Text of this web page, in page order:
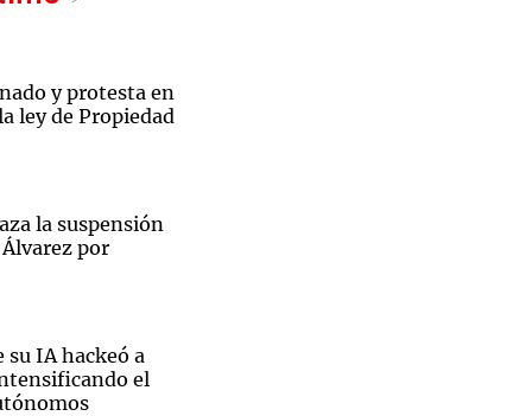
y protesta en
ley de Propiedad
la suspensión
por
su IA hackeó a
el